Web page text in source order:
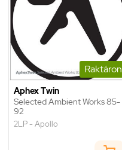
Raktáron
Aphex Twin
Selected Ambient Works 85-
92
2LP - Apollo